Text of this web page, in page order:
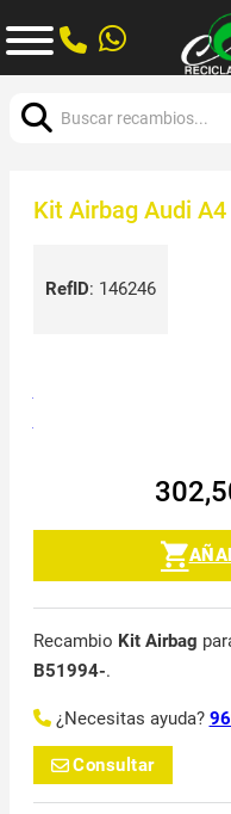
Kit Airbag Audi
RefID: 146246
Recambio Kit Airbag
B51994-.
¿Necesitas ayuda?
Consultar